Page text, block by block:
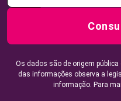
Os dados são de origem
das informações observa a
informação. Para